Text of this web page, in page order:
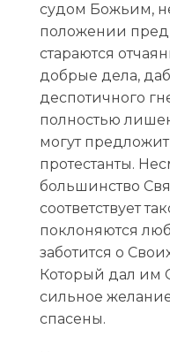
судом Божьим,
положении пред
стараются
добрые дела,
деспотичного
полностью
могут
протестанты.
большинство
соответствует
поклоняются
заботится о
Который дал им
сильное
спасены.